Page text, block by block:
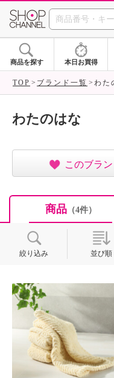
商品を探す 本日お買得
TOP ブランド一覧 わた
わたのはな
このブラ
商品（4件）
絞り込み 並び順